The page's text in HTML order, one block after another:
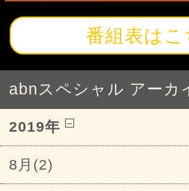
番組表はこ
abnスペシャル アーカ
2019年
8月(2)